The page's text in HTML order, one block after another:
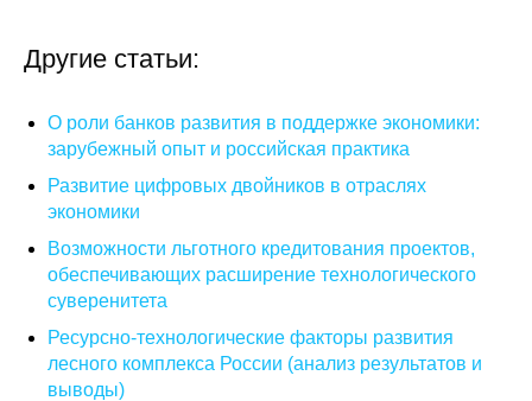
О совете
Материалы
Конкурсы и вакансии
Контакты
Другие статьи:
О роли банков развития в поддержке экономики:
зарубежный опыт и российская практика
Развитие цифровых двойников в отраслях
экономики
Возможности льготного кредитования проектов,
обеспечивающих расширение технологического
суверенитета
Ресурсно-технологические факторы развития
лесного комплекса России (анализ результатов и
выводы)